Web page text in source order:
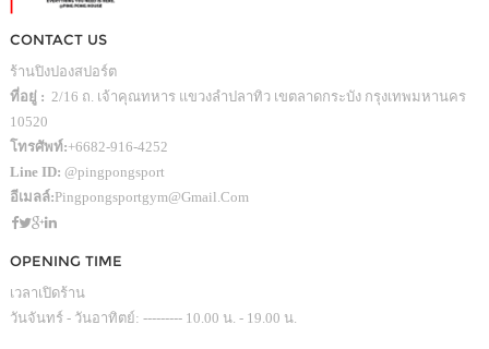
CONTACT US
ร้านปิงปองสปอร์ต
ที่อยู่ : 2/16 ถ. เจ้าคุณทหาร แขวงลำปลาทิว เขตลาดกระบัง กรุงเทพมหานคร
10520
โทรศัพท์:+6682-916-4252
Line ID: @pingpongsport
อีเมลล์:Pingpongsportgym@gmail.com
OPENING TIME
เวลาเปิดร้าน
วันจันทร์ - วันอาทิตย์: --------- 10.00 น. - 19.00 น.